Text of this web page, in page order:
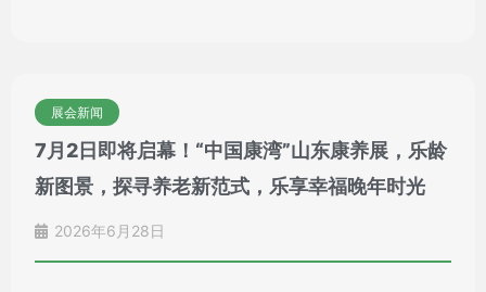
展会新闻
7月2日即将启幕！“中国康湾”山东康养展，乐龄
新图景，探寻养老新范式，乐享幸福晚年时光
2026年6月28日